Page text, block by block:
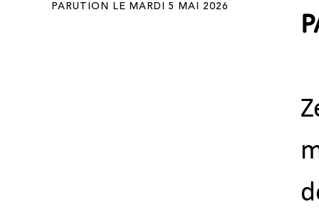
PARUTION LE MARDI 5 MAI 2026